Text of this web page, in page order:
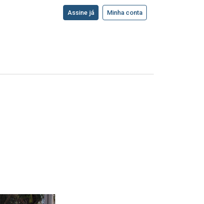
Assine já Minha conta